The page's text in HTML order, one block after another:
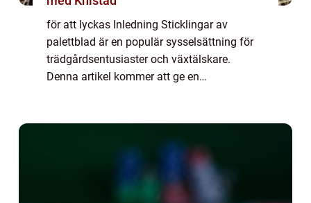
för att lyckas Inledning Sticklingar av
palettblad är en populär sysselsättning för
trädgårdsentusiaster och växtälskare.
Denna artikel kommer att ge en